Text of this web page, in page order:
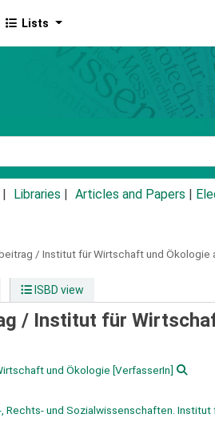
Lists
Libraries Articles and Papers
/ Institut für Wirtschaft und Ökologie
ISBD view
/ Institut für
und Ökologie [VerfasserIn]
Rechts- und Sozialwissenschaften.